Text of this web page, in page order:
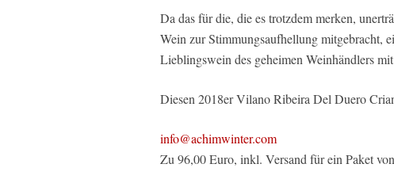
Da das für die, die es trotzdem merken,
Wein zur Stimmungsaufhellung mitgebracht,
Lieblingswein des geheimen Weinhändlers
Diesen 2018er Vilano Ribeira Del Duero
info@achimwinter.com
Zu 96,00 Euro, inkl. Versand für ein Paket